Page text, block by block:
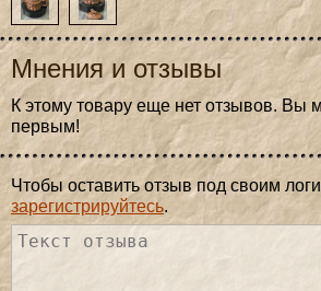
Мнения и отзывы
К этому товару еще нет отзывов. Вы
первым!
Чтобы оставить отзыв под своим
зарегистрируйтесь.